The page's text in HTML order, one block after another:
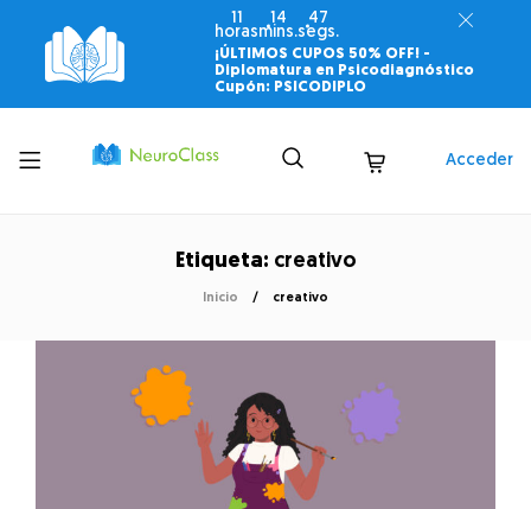
11
horas
14
mins.
47
segs.
¡ÚLTIMOS CUPOS 50% OFF! -
Diplomatura en Psicodiagnóstico
Cupón: PSICODIPLO
Toggle
menu
Acceder
Etiqueta: creativo
Inicio creativo